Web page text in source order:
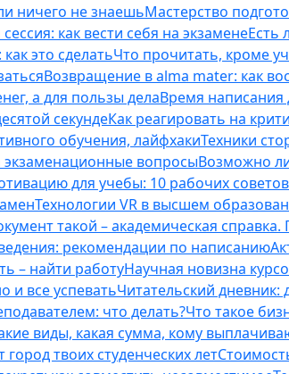
ничего не знаешьМастерство
как вести себя на экзаменеЕсть
это сделатьЧто прочитать, кроме
Возвращение в alma mater: как
а для пользы делаВремя написания
секундеКак реагировать на
обучения, лайфхакиТехники
экзаменационные вопросыВозможно
для учебы: 10 рабочих
Технологии VR в высшем
такой – академическая справка.
рекомендации по написанию
– найти работуНаучная новизна
и все успеватьЧитательский дневник:
что делать?Что такое
виды, какая сумма, кому
город твоих студенческих лет